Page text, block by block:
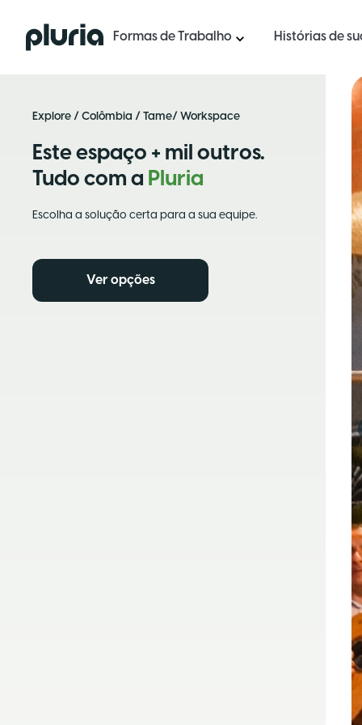
Logo Pluria Formas de Trabalho Histórias de
Explore / Colômbia / Tame/ Workspace
Este espaço + mil outros.
Tudo com a Pluria
Escolha a solução certa para a sua equipe.
Ver opções